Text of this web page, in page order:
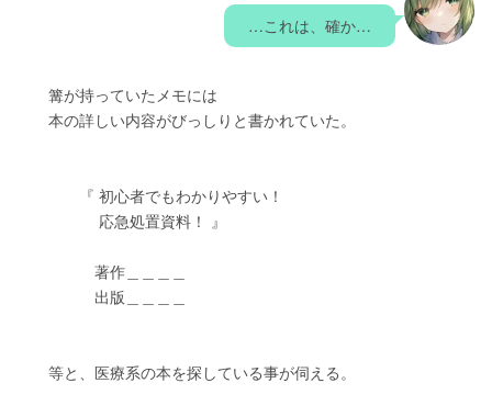
…これは、確か…
篝が持っていたメモには
本の詳しい内容がびっしりと書かれていた。
『 初心者でもわかりやすい！
応急処置資料！ 』
著作＿＿＿＿
出版＿＿＿＿
等と、医療系の本を探している事が伺える。